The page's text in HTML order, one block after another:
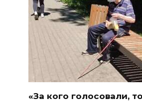
«За кого голосовали,